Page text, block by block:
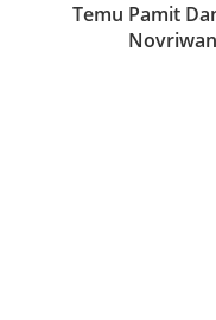
Temu Pamit